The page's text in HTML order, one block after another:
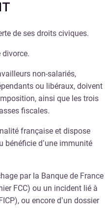
de ses droits civiques.
divorce.
non-salariés,
ou libéraux, doivent
ainsi que les trois
fiscales.
française et dispose
bénéficie d’une immunité
par la Banque de France
FCC) ou un incident lié à
ou encore d’un dossier